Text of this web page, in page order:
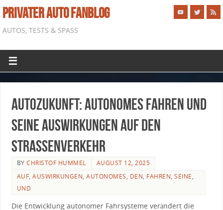
PRIVATER AUTO FANBLOG
AUTOS, TESTS & SPASS
Autozukunft: Autonomes Fahren und
seine Auswirkungen auf den
Straßenverkehr
BYCHRISTOF HUMMEL
AUGUST 12, 2025
AUF,AUSWIRKUNGEN,AUTONOMES, DEN, FAHREN,SEINE,
UND
Die Entwicklung autonomer Fahrsysteme verändert die